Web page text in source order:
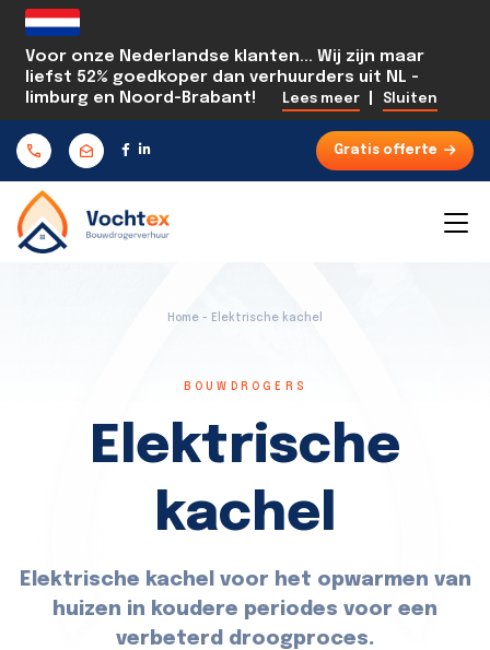
Voor onze Nederlandse klanten... Wij zijn maar
liefst 52% goedkoper dan verhuurders uit NL -
limburg en Noord-Brabant!
Lees meer Sluiten
Gratis offerte
Home - Elektrische kachel
BOUWDROGERS
Elektrische
kachel
Elektrische kachel voor het opwarmen van
huizen in koudere periodes voor een
verbeterd droogproces.